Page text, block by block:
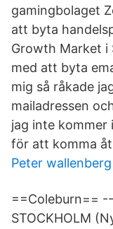
gamingbolaget
att byta
Growth Market i
med att byta
mig så råkade
mailadressen
jag inte kommer
för att komma
Peter
==Coleburn==
STOCKHOLM